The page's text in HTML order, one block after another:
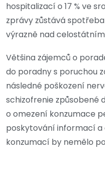
hospitalizací o 17 % ve
zprávy zůstává
výrazně nad
Většina zájemců o
do poradny s poruchou
následné poškození
schizofrenie způsobené
o omezení konzumace
poskytování informací
konzumací by nemělo